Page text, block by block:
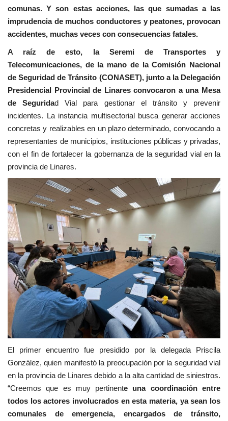
comunas. Y son estas acciones, las que sumadas a las
imprudencia de muchos conductores y peatones, provocan
accidentes, muchas veces con consecuencias fatales.
A raíz de esto, la Seremi de Transportes y
Telecomunicaciones, de la mano de la Comisión Nacional
de Seguridad de Tránsito (CONASET), junto a la Delegación
Presidencial Provincial de Linares convocaron a una Mesa
de Seguridad Vial para gestionar el tránsito y prevenir
incidentes. La instancia multisectorial busca generar acciones
concretas y realizables en un plazo determinado, convocando a
representantes de municipios, instituciones públicas y privadas,
con el fin de fortalecer la gobernanza de la seguridad vial en la
provincia de Linares.
El primer encuentro fue presidido por la delegada Priscila
González, quien manifestó la preocupación por la seguridad vial
en la provincia de Linares debido a la alta cantidad de siniestros.
“Creemos que es muy pertinente una coordinación entre
todos los actores involucrados en esta materia, ya sean los
comunales de emergencia, encargados de tránsito,